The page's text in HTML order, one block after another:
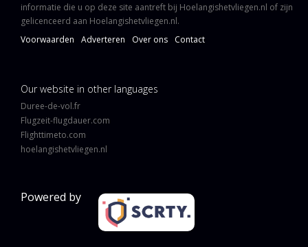
informatie die u op deze site aantreft bij Hoelangishetvliegen.nl of zijn
gelicenceerd aan Hoelangishetvliegen.nl.
Voorwaarden
Adverteren Over ons Contact
Our website in other languages
Duree-de-vol.fr
Flugzeit-flugdauer.com
Flighttimeto.com
hoelangishetvliegen.nl
Powered by